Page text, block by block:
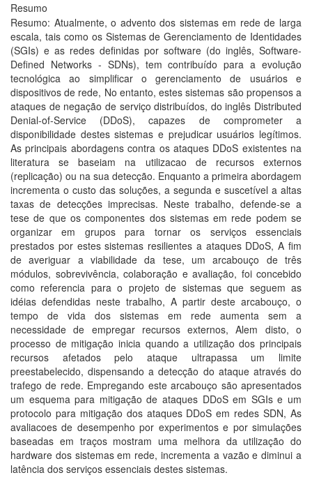
Resumo
Resumo: Atualmente, o advento dos sistemas em rede de larga
escala, tais como os Sistemas de Gerenciamento de Identidades
(SGIs) e as redes definidas por software (do inglês, Software-
Defined Networks - SDNs), tem contribuído para a evolução
tecnológica ao simplificar o gerenciamento de usuários e
dispositivos de rede, No entanto, estes sistemas são propensos a
ataques de negação de serviço distribuídos, do inglês Distributed
Denial-of-Service (DDoS), capazes de comprometer a
disponibilidade destes sistemas e prejudicar usuários legítimos.
As principais abordagens contra os ataques DDoS existentes na
literatura se baseiam na utilizacao de recursos externos
(replicação) ou na sua detecção. Enquanto a primeira abordagem
incrementa o custo das soluções, a segunda e suscetível a altas
taxas de detecções imprecisas. Neste trabalho, defende-se a
tese de que os componentes dos sistemas em rede podem se
organizar em grupos para tornar os serviços essenciais
prestados por estes sistemas resilientes a ataques DDoS, A fim
de averiguar a viabilidade da tese, um arcabouço de três
módulos, sobrevivência, colaboração e avaliação, foi concebido
como referencia para o projeto de sistemas que seguem as
idéias defendidas neste trabalho, A partir deste arcabouço, o
tempo de vida dos sistemas em rede aumenta sem a
necessidade de empregar recursos externos, Alem disto, o
processo de mitigação inicia quando a utilização dos principais
recursos afetados pelo ataque ultrapassa um limite
preestabelecido, dispensando a detecção do ataque através do
trafego de rede. Empregando este arcabouço são apresentados
um esquema para mitigação de ataques DDoS em SGIs e um
protocolo para mitigação dos ataques DDoS em redes SDN, As
avaliacoes de desempenho por experimentos e por simulações
baseadas em traços mostram uma melhora da utilização do
hardware dos sistemas em rede, incrementa a vazão e diminui a
latência dos serviços essenciais destes sistemas.